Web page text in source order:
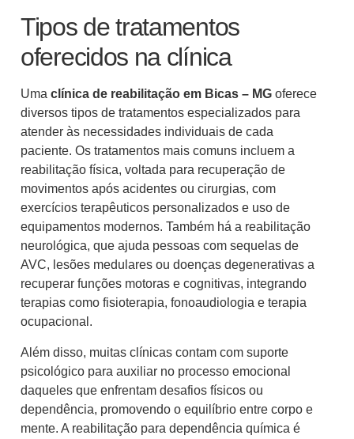
Tipos de tratamentos
oferecidos na clínica
Uma clínica de reabilitação em Bicas – MG oferece
diversos tipos de tratamentos especializados para
atender às necessidades individuais de cada
paciente. Os tratamentos mais comuns incluem a
reabilitação física, voltada para recuperação de
movimentos após acidentes ou cirurgias, com
exercícios terapêuticos personalizados e uso de
equipamentos modernos. Também há a reabilitação
neurológica, que ajuda pessoas com sequelas de
AVC, lesões medulares ou doenças degenerativas a
recuperar funções motoras e cognitivas, integrando
terapias como fisioterapia, fonoaudiologia e terapia
ocupacional.
Além disso, muitas clínicas contam com suporte
psicológico para auxiliar no processo emocional
daqueles que enfrentam desafios físicos ou
dependência, promovendo o equilíbrio entre corpo e
mente. A reabilitação para dependência química é